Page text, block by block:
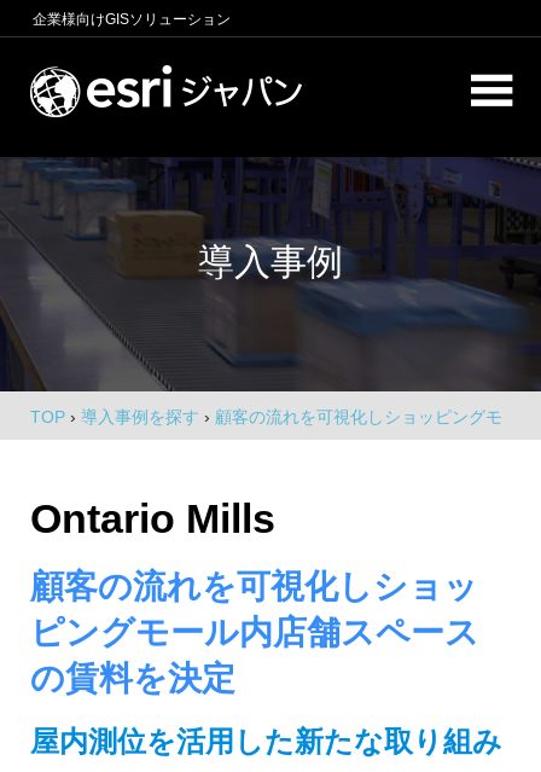
ン
へ
キ
企業様向けGISソリューション
ー
シ
ン
ン
テ
ェ
ン
位
商
圏
析、
マ
ー
ケ
テ
グ、
境
分
析、
SCM、
リ
ク
対
導入事例
TOP › 導入事例を探す › 顧客の流れを可視化しショッピングモ
ール内店舗スペースの賃料を決定
Ontario Mills
顧客の流れを可視化しショッ
ピングモール内店舗スペース
の賃料を決定
屋内測位を活用した新たな取り組み